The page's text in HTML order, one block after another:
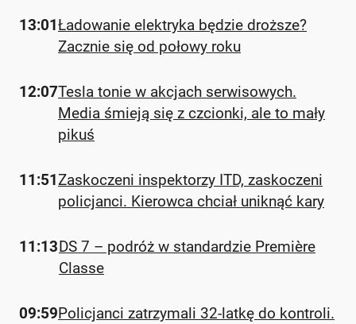
13:01Ładowanie elektryka będzie droższe?
Zacznie się od połowy roku
12:07Tesla tonie w akcjach serwisowych.
Media śmieją się z czcionki, ale to mały
pikuś
11:51Zaskoczeni inspektorzy ITD, zaskoczeni
policjanci. Kierowca chciał uniknąć kary
11:13DS 7 – podróż w standardzie Première
Classe
09:59Policjanci zatrzymali 32-latkę do kontroli.